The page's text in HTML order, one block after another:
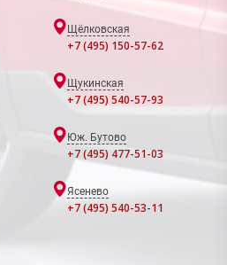
Щёлковская
+7 (495) 150-57-62
Щукинская
+7 (495) 540-57-93
Юж. Бутово
+7 (495) 477-51-03
Ясенево
+7 (495) 540-53-11